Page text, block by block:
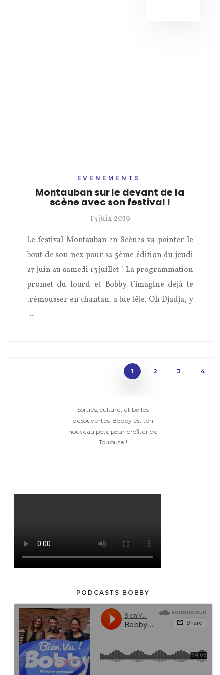
EVENEMENTS
Montauban sur le devant de la
scène avec son festival !
13 juin 2019
Le festival Montauban en Scènes va pointer le
bout de son nez pour sa 5ème édition du jeudi
27 juin au samedi 13 juillet ! La programmation
promet du lourd et Bobby t’imagine déjà te
trémousser en chantant à tue tête. Oh Djadja, y
…
1 2 3 4
Sorties, culture, et belles
découvertes, Bobby est ton
nouveau pote pour profiter de
Toulouse !
PODCASTS BOBBY